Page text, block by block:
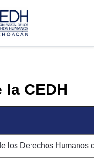
CEDH
los Derechos Humanos